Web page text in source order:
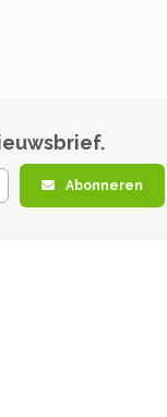
Abonneren